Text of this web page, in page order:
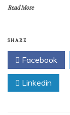
Read More
SHARE
Facebook
Linkedin